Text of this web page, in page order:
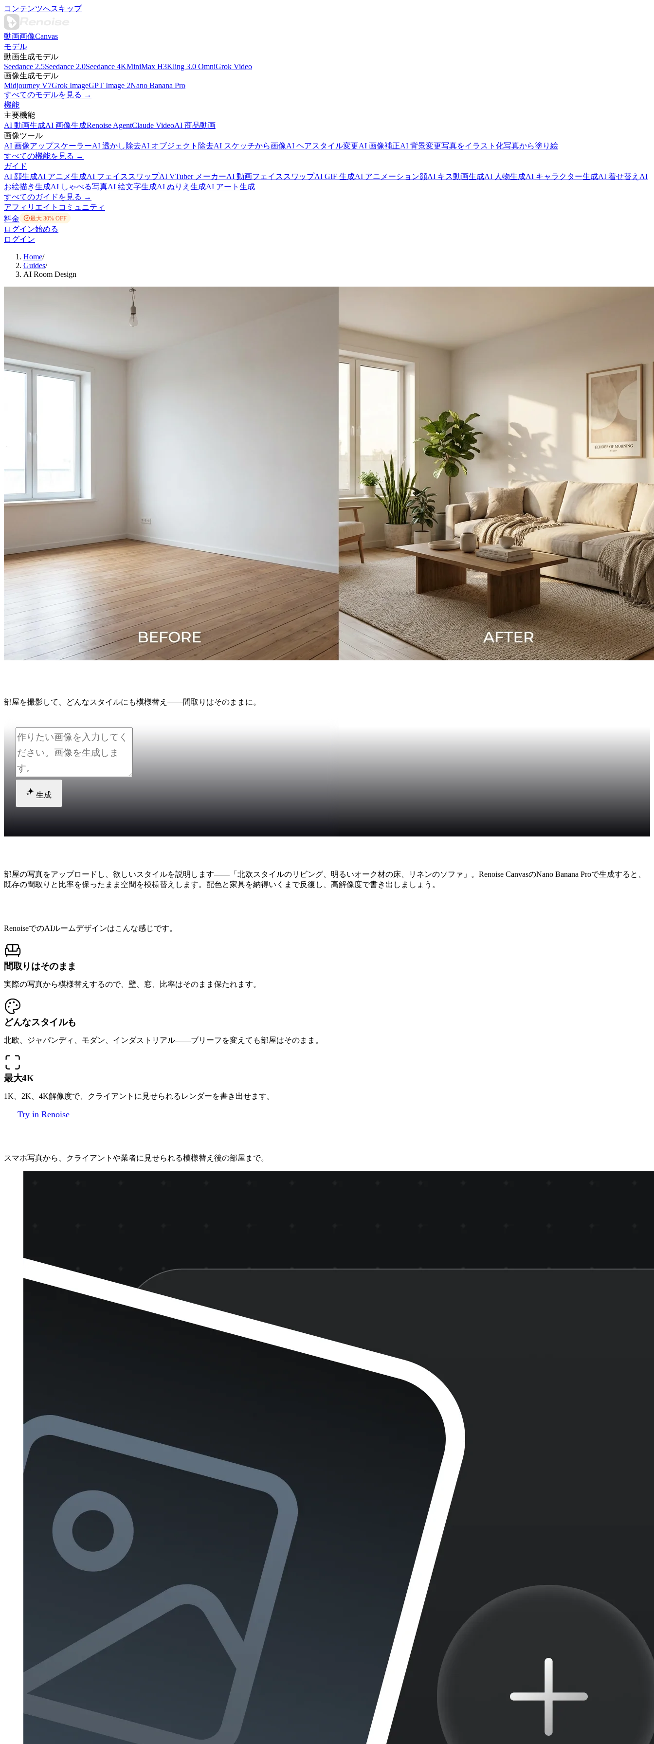
コンテンツへスキップ
動画画像Canvas
モデル
動画生成モデル
Seedance 2.5Seedance 2.0Seedance 4KMiniMax H3Kling 3.0 OmniGrok Video
画像生成モデル
Midjourney V7Grok ImageGPT Image 2Nano Banana Pro
すべてのモデルを見る →
機能
主要機能
AI 動画生成AI 画像生成Renoise AgentClaude VideoAI 商品動画
画像ツール
AI 画像アップスケーラーAI 透かし除去AI オブジェクト除去AI スケッチから画像AI ヘアスタイル変更AI 画像補正AI 背景変更写真をイラスト化写真から塗り絵
すべての機能を見る →
ガイド
AI 顔生成AI アニメ生成AI フェイススワップAI VTuber メーカーAI 動画フェイススワップAI GIF 生成AI アニメーション顔AI キス動画生成AI 人物生成AI キャラクター生成AI 着せ替え AI
お絵描き生成AI しゃべる写真AI 絵文字生成AI ぬりえ生成AI アート生成
すべてのガイドを見る →
アフィリエイト コミュニティ
料金
最大 30% OFF
ログイン始める
ログイン
Home/
Guides/
AI Room Design
部屋を撮影して、どんなスタイルにも模様替え——間取りはそのままに。
生成
部屋の写真をアップロードし、欲しいスタイルを説明します——「北欧スタイルのリビング、明るいオーク材の床、リネンのソファ」。Renoise CanvasのNano Banana Proで生成すると、
既存の間取りと比率を保ったまま空間を模様替えします。配色と家具を納得いくまで反復し、高解像度で書き出しましょう。
RenoiseでのAIルームデザインはこんな感じです。
間取りはそのまま
実際の写真から模様替えするので、壁、窓、比率はそのまま保たれます。
どんなスタイルも
北欧、ジャパンディ、モダン、インダストリアル——ブリーフを変えても部屋はそのまま。
最大4K
1K、2K、4K解像度で、クライアントに見せられるレンダーを書き出せます。
Try in Renoise
スマホ写真から、クライアントや業者に見せられる模様替え後の部屋まで。